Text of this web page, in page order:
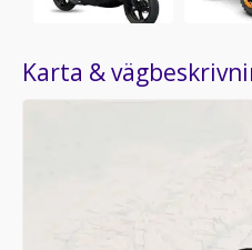
Karta &